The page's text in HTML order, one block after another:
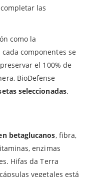
las
como la
componentes se
el 100% de
BioDefense
seleccionadas.
betaglucanos, fibra,
enzimas
Hifas da Terra
vegetales está